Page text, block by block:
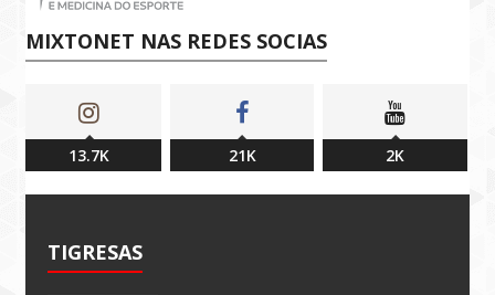
MIXTONET NAS REDES SOCIAS
13.7K 21K 2K
TIGRESAS